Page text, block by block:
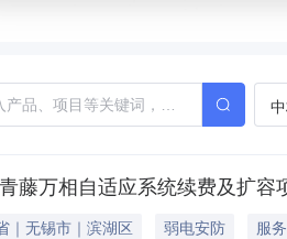
藤万相自适应系统续费及扩容
｜无锡市｜滨湖区 弱电安防
服务